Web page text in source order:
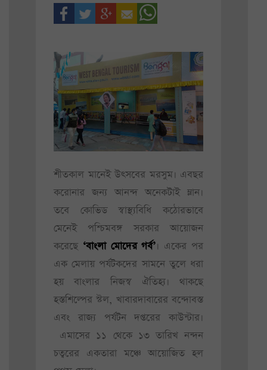
শীতকাল মানেই উৎসবের মরসুম। এবছর
করোনার জন্য আনন্দ অনেকটাই ম্লান।
তবে কোভিড স্বাস্থ্যবিধি কঠোরভাবে
মেনেই পশ্চিমবঙ্গ সরকার আয়োজন
করেছে ‘বাংলা মোদের গর্ব’। একের পর
এক মেলায় পর্যটকদের সামনে তুলে ধরা
হয় বাংলার নিজস্ব ঐতিহ্য। থাকছে
হস্তশিল্পের স্টল, খাবারদাবারের বন্দোবস্ত
এবং রাজ্য পর্যটন দপ্তরের কাউন্টার।
এমাসের ১১ থেকে ১৩ তারিখ নন্দন
চত্বরের একতারা মঞ্চে আয়োজিত হল